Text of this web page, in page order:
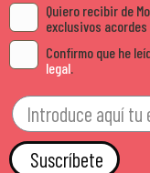
Quiero recibir de
exclusivos
Confirmo que he
legal.
Suscríbete